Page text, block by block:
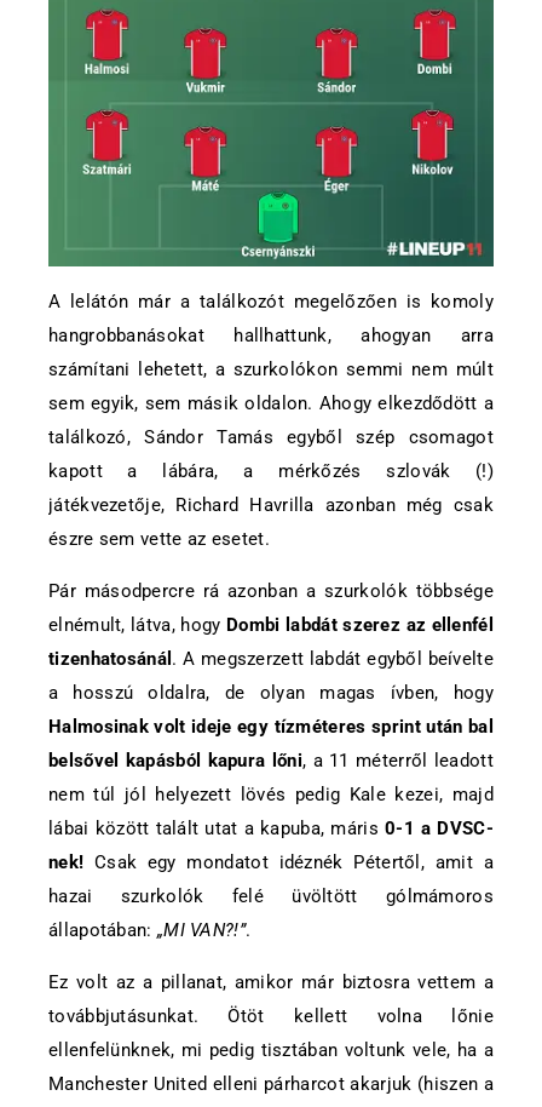
A lelátón már a találkozót megelőzően is komoly
hangrobbanásokat hallhattunk, ahogyan arra
számítani lehetett, a szurkolókon semmi nem múlt
sem egyik, sem másik oldalon. Ahogy elkezdődött a
találkozó, Sándor Tamás egyből szép csomagot
kapott a lábára, a mérkőzés szlovák (!)
játékvezetője, Richard Havrilla azonban még csak
észre sem vette az esetet.
Pár másodpercre rá azonban a szurkolók többsége
elnémult, látva, hogy Dombi labdát szerez az ellenfél
tizenhatosánál . A megszerzett labdát egyből beívelte
a hosszú oldalra, de olyan magas ívben, hogy
Halmosinak volt ideje egy tízméteres sprint után bal
belsővel kapásból kapura lőni, a 11 méterről leadott
nem túl jól helyezett lövés pedig Kale kezei, majd
lábai között talált utat a kapuba, máris0-1 a DVSC-
nek! Csak egy mondatot idéznék Pétertől, amit a
hazai szurkolók felé üvöltött gólmámoros
állapotában: „MI VAN?!”.
Ez volt az a pillanat, amikor már biztosra vettem a
továbbjutásunkat. Ötöt kellett volna lőnie
ellenfelünknek, mi pedig tisztában voltunk vele, ha a
Manchester United elleni párharcot akarjuk (hiszen a